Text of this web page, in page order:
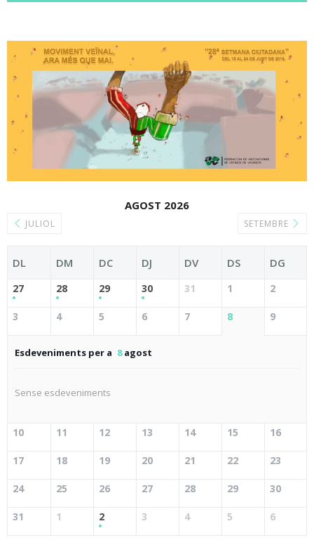
JULIOL
AGOST 2026
SETEMBRE
DL DM DC DJ DV DS DG
27 28 29 30 31 1 2
3 4 5 6 7 8 9
Esdeveniments per a 8agost
Sense esdeveniments
10 11 12 13 14 15 16
17 18 19 20 21 22 23
24 25 26 27 28 29 30
31 1 2 3 4 5 6